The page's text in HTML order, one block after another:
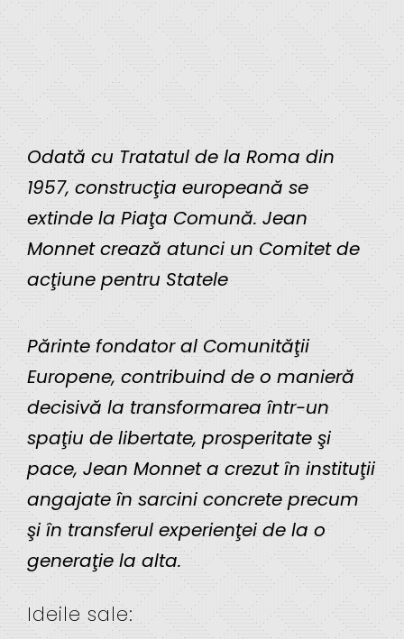
Odată cu Tratatul de la Roma din
1957, construcţia europeană se
extinde la Piaţa Comună. Jean
Monnet crează atunci un Comitet de
acţiune pentru Statele
Părinte fondator al Comunităţii
Europene, contribuind de o manieră
decisivă la transformarea într-un
spaţiu de libertate, prosperitate şi
pace, Jean Monnet a crezut în instituţii
angajate în sarcini concrete precum
şi în transferul experienţei de la o
generaţie la alta.
Ideile sale: